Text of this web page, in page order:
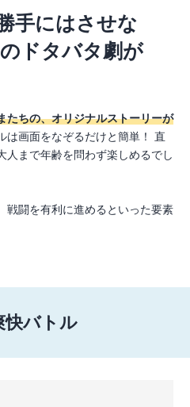
手にはさせな
ドタバタ劇が
たちの、オリジナルストーリーが
は画面をなぞるだけと簡単！ 直
人まで年齢を問わず楽しめるでし
戦闘を有利に進めるといった要素
快バトル